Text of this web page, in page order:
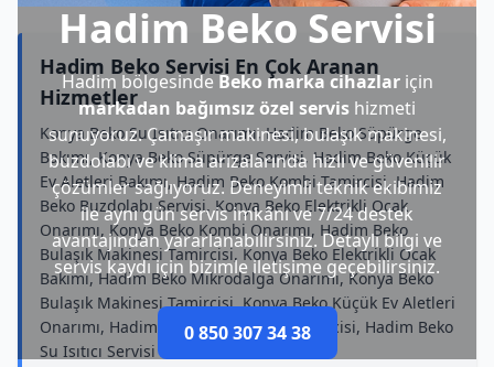
Hadim Beko Servisi
Hadim bölgesindeBeko marka cihazlariçin
markadan bağımsız özel servis hizmeti
sunuyoruz. Çamaşır makinesi, bulaşık makinesi,
buzdolabı ve klima arızalarında hızlı ve güvenilir
çözümler sağlıyoruz. Deneyimli teknik ekibimiz
ile aynı gün servis imkânı ve 7/24 destek
avantajından yararlanabilirsiniz. Detaylı bilgi ve
servis kaydı için bizimle iletişime geçebilirsiniz.
0 850 307 34 38
Hadim Beko Servisi En Çok Aranan
Hizmetler
Konya Beko Su Isıtıcı Onarımı, Hadim Beko Süpürge
Bakımı, Konya Beko Süpürge Servisi, Hadim Beko Küçük
Ev Aletleri Bakımı, Hadim Beko Kombi Tamircisi, Hadim
Beko Buzdolabı Servisi, Konya Beko Elektrikli Ocak
Onarımı, Konya Beko Kombi Onarımı, Hadim Beko
Bulaşık Makinesi Tamircisi, Konya Beko Elektrikli Ocak
Bakımı, Hadim Beko Mikrodalga Onarımı, Konya Beko
Bulaşık Makinesi Tamircisi, Konya Beko Küçük Ev Aletleri
Onarımı, Hadim Beko Mikrodalga Tamircisi, Hadim Beko
Su Isıtıcı Servisi